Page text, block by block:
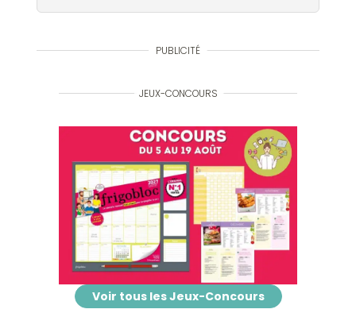
PUBLICITÉ
JEUX-CONCOURS
Voir tous les Jeux-Concours